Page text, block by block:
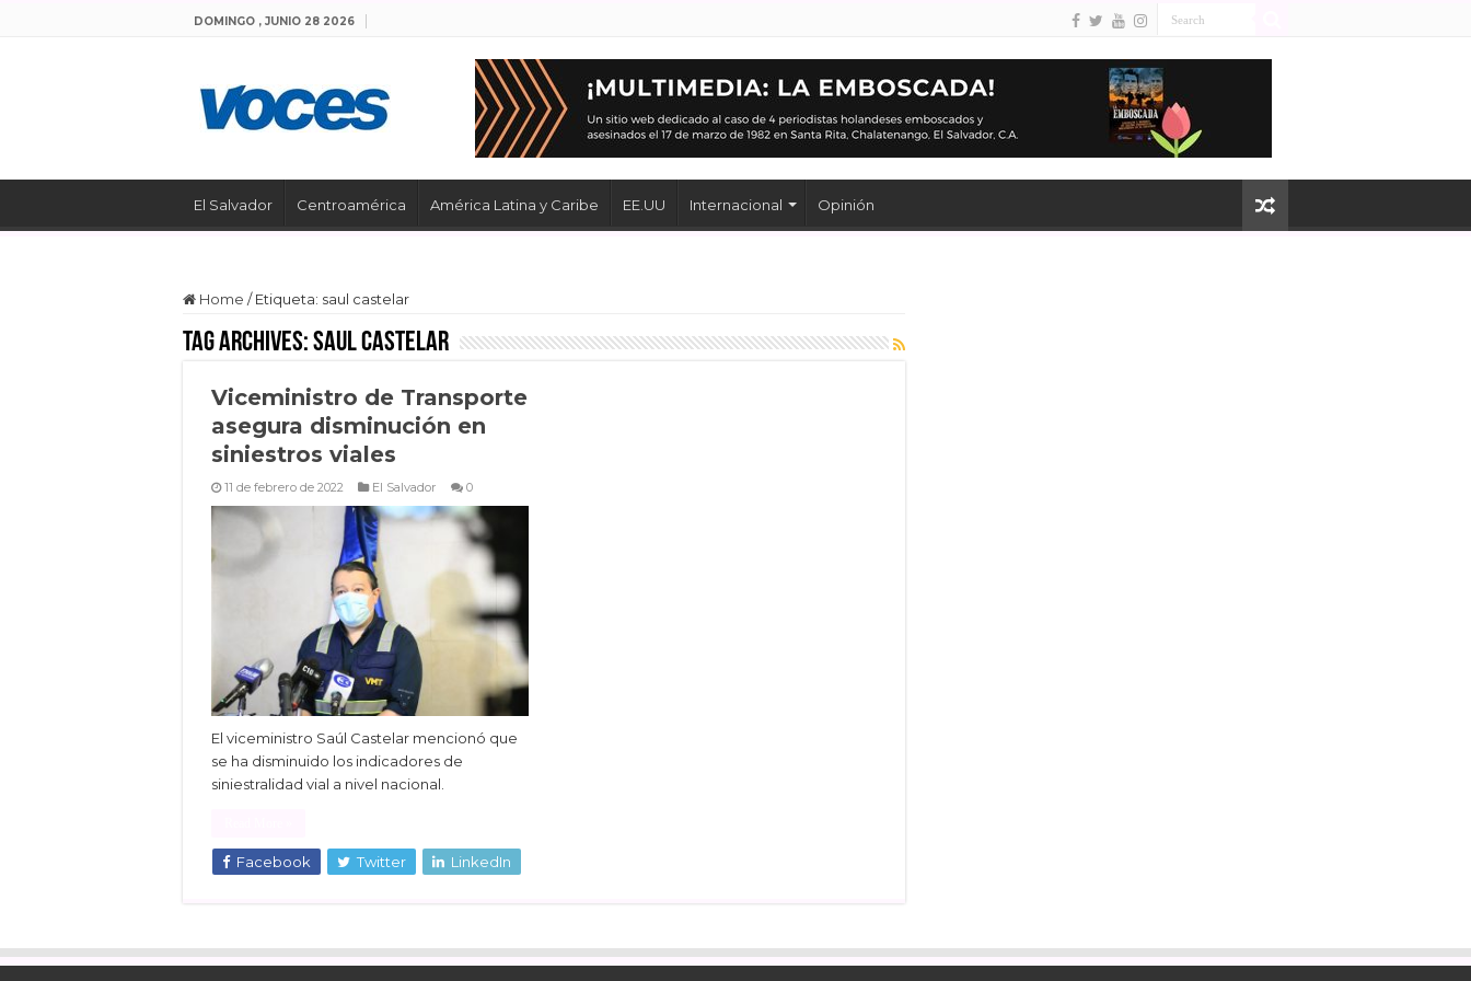
DOMINGO , JUNIO 28 2026
El Salvador Centroamérica América Latina y Caribe EE.UU Internacional Opinión
Home / Etiqueta: saul castelar
Tag Archives:saul castelar
Viceministro de Transporte
asegura disminución en
siniestros viales
11 de febrero de 2022 El Salvador 0
El viceministro Saúl Castelar mencionó que
se ha disminuido los indicadores de
siniestralidad vial a nivel nacional.
Facebook Twitter LinkedIn